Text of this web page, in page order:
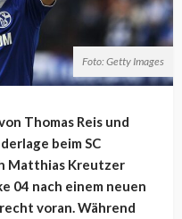
Foto: Getty Images
Thomas Reis und
beim SC
Matthias Kreutzer
04 nach einem neuen
voran. Während